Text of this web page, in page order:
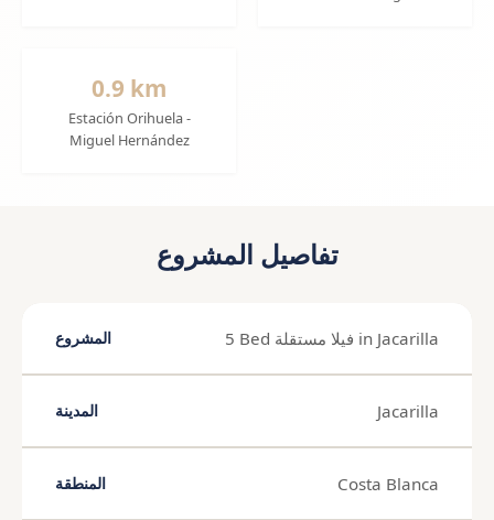
0.9 km
Estación Orihuela -
Miguel Hernández
تفاصيل المشروع
المشروع 5 Bed فيلا مستقلة in Jacarilla
المدينة Jacarilla
المنطقة Costa Blanca